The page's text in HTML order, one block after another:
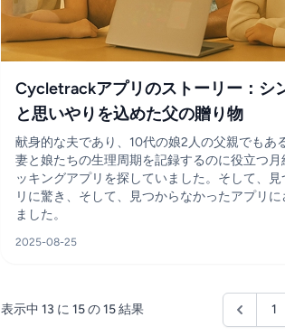
Cycletrackアプリのストーリー：シ
と思いやりを込めた父の贈り物
献身的な夫であり、10代の娘2人の父親でもあ
妻と娘たちの生理周期を記録するのに役立つ月
ッキングアプリを探していました。そして、
リに驚き、そして、見つからなかったアプリに
ました。
2025-08-25
表示中 13 に 15の15結果 1